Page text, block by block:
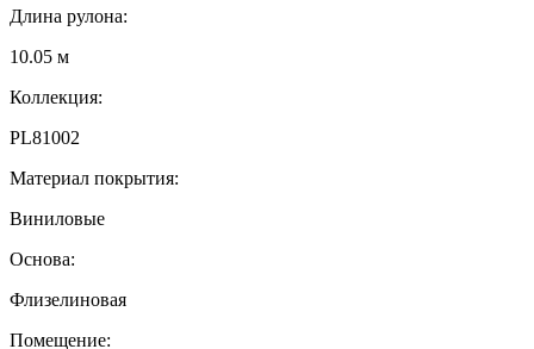
Длина рулона:
10.05 м
Коллекция:
PL81002
Материал покрытия:
Виниловые
Основа:
Флизелиновая
Помещение: